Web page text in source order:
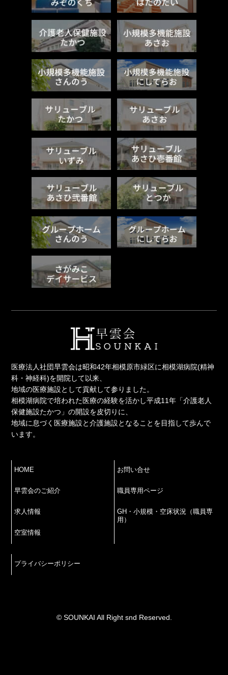
医療法人社団早雲会は昭和42年相模原市緑区に相模湖病院(精神
科・神経科)を開院して以来、
地域の医療施設として貢献して参りました。
相模湖病院で培われた医療の経験を活かし平成11年「介護老人
保健施設たかつ」の開設を皮切りに、
地域に息づく医療施設と介護施設となることを目指して歩んで
います。
HOME
早雲会のご紹介
求人情報
空室情報
お問い合せ
職員専用ページ
GH・小規模・空床状況（職員専
用）
プライバシーポリシー
© SOUNKAI All Right snd Reserved.